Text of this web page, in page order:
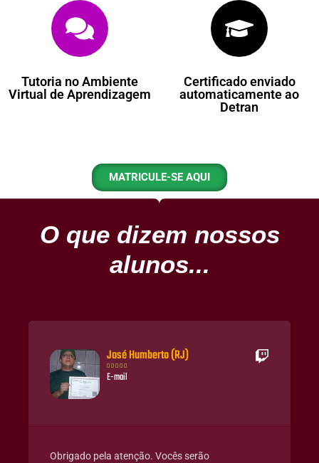
Tutoria no Ambiente
Virtual de Aprendizagem
Certificado enviado
automaticamente ao
Detran
MATRICULE-SE AQUI
O que dizem nossos
alunos...
José Humberto (RJ)
    
E-mail
Obrigado pela atenção. Vocês serão